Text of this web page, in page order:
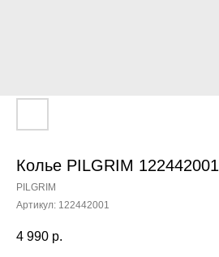
Колье PILGRIM 122442001
PILGRIM
Артикул: 122442001
4 990 р.